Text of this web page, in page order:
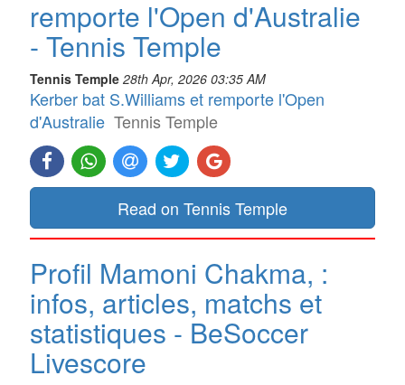
remporte l'Open d'Australie
- Tennis Temple
Tennis Temple 28th Apr, 2026 03:35 AM
Kerber bat S.Williams et remporte l'Open
d'Australie Tennis Temple
Read on Tennis Temple
Profil Mamoni Chakma, :
infos, articles, matchs et
statistiques - BeSoccer
Livescore